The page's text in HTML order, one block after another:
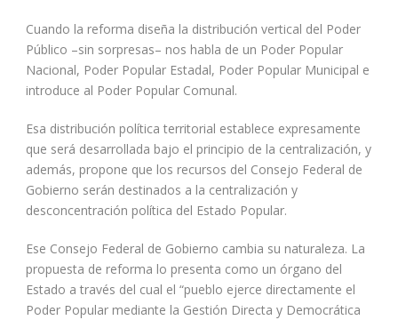
Cuando la reforma diseña la distribución vertical del Poder
Público –sin sorpresas– nos habla de un Poder Popular
Nacional, Poder Popular Estadal, Poder Popular Municipal e
introduce al Poder Popular Comunal.
Esa distribución política territorial establece expresamente
que será desarrollada bajo el principio de la centralización, y
además, propone que los recursos del Consejo Federal de
Gobierno serán destinados a la centralización y
desconcentración política del Estado Popular.
Ese Consejo Federal de Gobierno cambia su naturaleza. La
propuesta de reforma lo presenta como un órgano del
Estado a través del cual el “pueblo ejerce directamente el
Poder Popular mediante la Gestión Directa y Democrática